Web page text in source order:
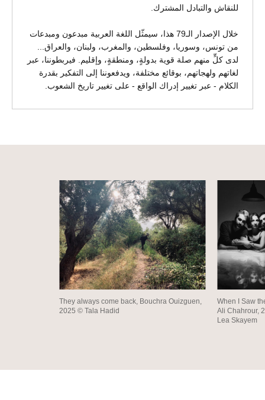
للنقاش والتبادل المشترك.
خلال الإصدار الـ79 هذا، سيمثّل اللغة العربية مبدعون ومبدعات
من تونس، وسوريا، وفلسطين، والمغرب، ولبنان، والعراق...
لدى كلٍّ منهم صلة قوية بدولةٍ، ومنطقةٍ، وإقليم. فيربطوننا، عبر
لغاتهم ولهجاتهم، بوقائع مختلفة، ويدفعوننا إلى التفكير بقدرة
الكلام - عبر تغيير إدراك الواقع - على تغيير تاريخ الشعوب.
They always come back, Bouchra Ouizguen,
2025 © Tala Hadid
When I Saw
Ali Chahrour,
Lea Skayem